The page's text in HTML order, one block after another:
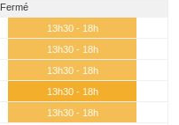
Fermé
13h30 - 18h
13h30 - 18h
13h30 - 18h
13h30 - 18h
13h30 - 18h